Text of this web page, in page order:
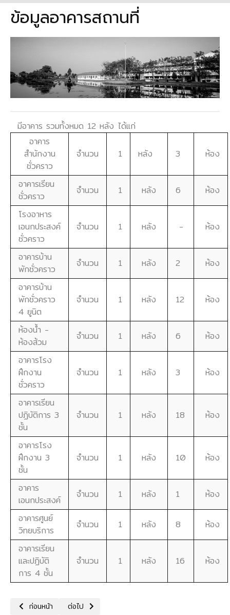
ข้อมูลอาคารสถานที่
มีอาคาร รวมทั้งหมด 12 หลัง ได้แก่
อาคาร
สำนักงาน
ชั่วคราว
จำนวน 1 หลัง 3 ห้อง
อาคารเรียน
ชั่วคราว
จำนวน 1 หลัง 6
ห้อง
โรงอาหาร
เอนกประสงค์
ชั่วคราว
จำนวน 1 หลัง - ห้อง
อาคารบ้าน
พักชั่วคราว
จำนวน 1 หลัง 2
ห้อง
อาคารบ้าน
พักชั่วคราว
4 ยูนิต
จำนวน 1 หลัง 12 ห้อง
ห้องน้ำ -
ห้องส้วม
จำนวน 1 หลัง 6
ห้อง
อาคารโรง
ฝึกงาน
ชั่วคราว
จำนวน 1 หลัง 3 ห้อง
อาคารเรียน
ปฏิบัติการ 3
ชั้น
จำนวน 1 หลัง 18 ห้อง
อาคารโรง
ฝึกงาน 3
ชั้น
จำนวน 1 หลัง 10 ห้อง
อาคาร
เอนกประสงค์
จำนวน 1 หลัง 1
ห้อง
อาคารศูนย์
วิทยบริการ
จำนวน 1 หลัง 8
ห้อง
อาคารเรียน
และปฏิบัติ
การ 4 ชั้น
จำนวน 1 หลัง 16 ห้อง
เนื้อหาก่อนหน้า: ข้อมูลงบประมาณ
ก่อนหน้า เนื้อหาถัดไป: ติดต่อเรา
ต่อไป